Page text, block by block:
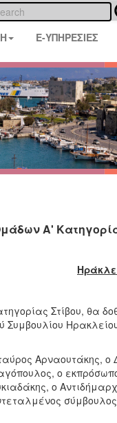
E-ΥΠΗΡΕΣΙΕΣ
Α'
Στίβου, θα
Συμβουλίου
Αρναουτάκης, ο
ο
ο